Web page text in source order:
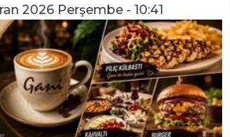
2026 Perşembe - 10:41